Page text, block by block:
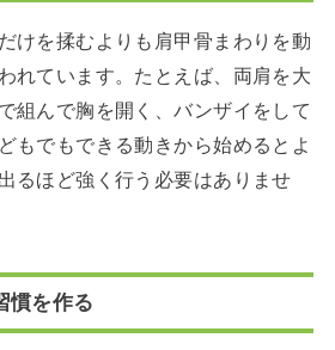
けを揉むよりも肩甲骨まわりを動
れています。たとえば、両肩を大
組んで胸を開く、バンザイをして
もでもできる動きから始めるとよ
るほど強く行う必要はありませ
慣を作る